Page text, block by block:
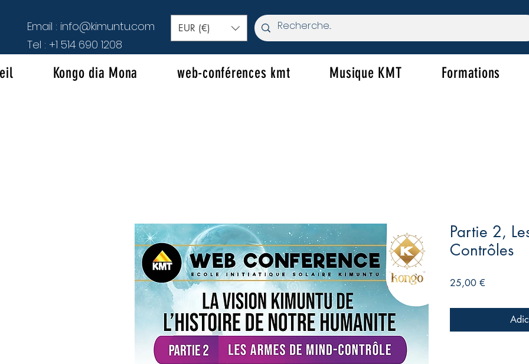
Email : info@kimuntu.com
Tel : +1 514 690 1208
EUR (€)
Kongo dia Mona web-conférences kmt Musique KMT Formations
Partie 2,
Contrôles
25,00 €